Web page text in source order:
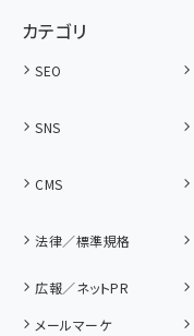
カテゴリ
SEO
SNS
CMS
法律／標準規格
広報／ネットPR
メールマーケ